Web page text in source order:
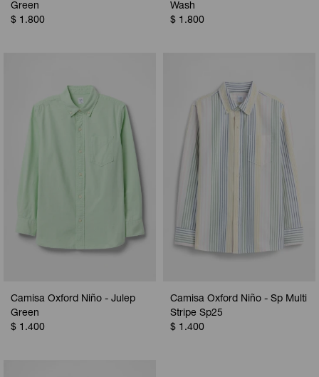
Green
$ 1.800
Wash
$ 1.800
Camisa Oxford Niño - Julep
Green
$ 1.400
Camisa Oxford Niño - Sp Multi
Stripe Sp25
$ 1.400